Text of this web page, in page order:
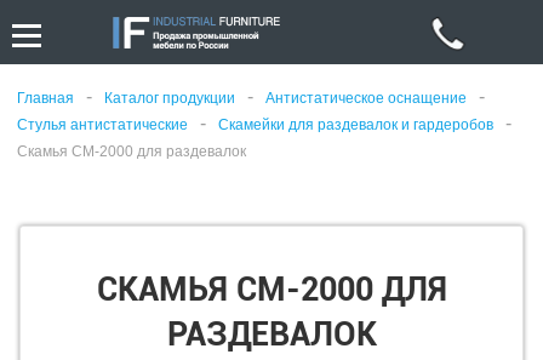
Главная - Каталог продукции - Антистатическое оснащение -
Стулья антистатические - Скамейки для раздевалок и гардеробов -
Скамья СМ-2000 для раздевалок
СКАМЬЯ СМ-2000 ДЛЯ
РАЗДЕВАЛОК